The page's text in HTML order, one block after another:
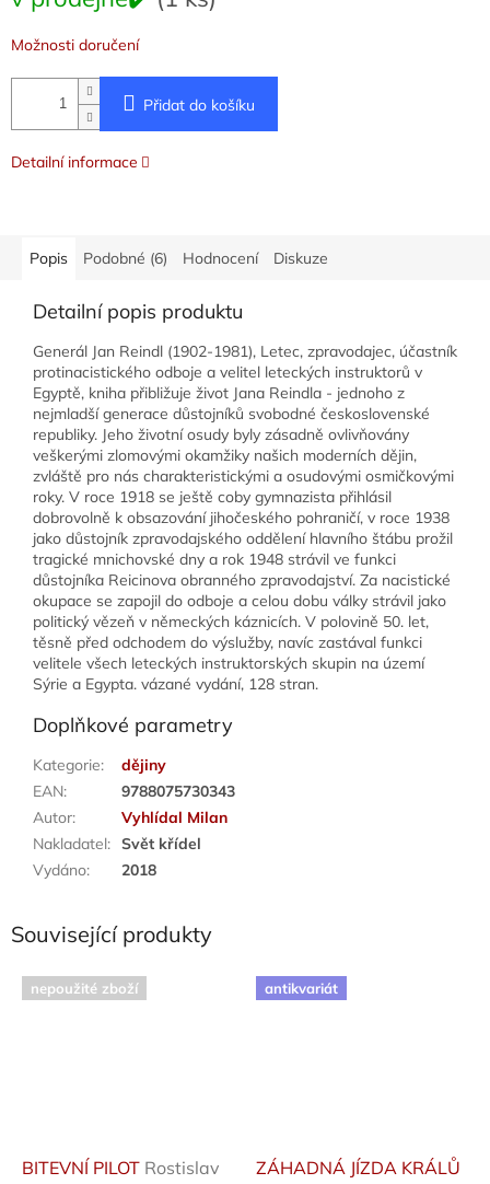
Možnosti doručení
Přidat do košíku
Detailní informace
Popis Podobné (6) Hodnocení Diskuze
Detailní popis produktu
Generál Jan Reindl (1902-1981), Letec, zpravodajec, účastník
protinacistického odboje a velitel leteckých instruktorů v
Egyptě, kniha přibližuje život Jana Reindla - jednoho z
nejmladší generace důstojníků svobodné československé
republiky. Jeho životní osudy byly zásadně ovlivňovány
veškerými zlomovými okamžiky našich moderních dějin,
zvláště pro nás charakteristickými a osudovými osmičkovými
roky. V roce 1918 se ještě coby gymnazista přihlásil
dobrovolně k obsazování jihočeského pohraničí, v roce 1938
jako důstojník zpravodajského oddělení hlavního štábu prožil
tragické mnichovské dny a rok 1948 strávil ve funkci
důstojníka Reicinova obranného zpravodajství. Za nacistické
okupace se zapojil do odboje a celou dobu války strávil jako
politický vězeň v německých káznicích. V polovině 50. let,
těsně před odchodem do výslužby, navíc zastával funkci
velitele všech leteckých instruktorských skupin na území
Sýrie a Egypta. vázané vydání, 128 stran.
Doplňkové parametry
Kategorie:
dějiny
EAN:
9788075730343
Autor:
Vyhlídal Milan
Nakladatel: Svět křídel
Vydáno: 2018
Související produkty
nepoužité zboží
BITEVNÍ PILOT Rostislav
antikvariát
ZÁHADNÁ JÍZDA KRÁLŮ